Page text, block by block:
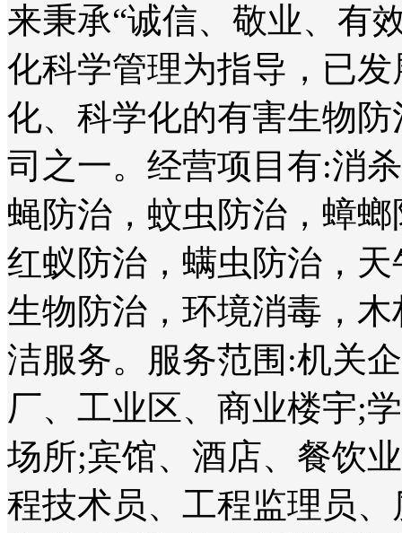
来秉承“诚信、敬业、有
化科学管理为指导，已
化、科学化的有害生物
司之一。经营项目有:消
蝇防治，蚊虫防治，蟑
红蚁防治，螨虫防治，
生物防治，环境消毒，
洁服务。服务范围:机关
厂、工业区、商业楼宇;
场所;宾馆、酒店、餐饮
程技术员、工程监理员